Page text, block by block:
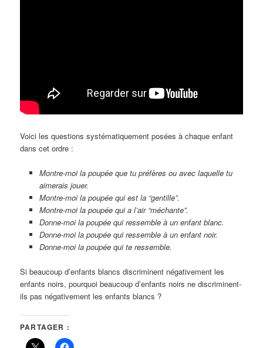
Voici les questions systématiquement posées à chaque enfant
dans cet ordre :
Montre-moi la poupée que tu préfères ou avec laquelle tu
aimerais jouer.
Montre-moi la poupée qui est la “gentille”.
Montre-moi la poupée qui a l’air “méchante”.
Donne-moi la poupée qui ressemble à un enfant blanc.
Donne-moi la poupée qui ressemble à un enfant noir.
Donne-moi la poupée qui te ressemble.
Si beaucoup d’enfants blancs discriminent négativement les
enfants noirs, pourquoi beaucoup d’enfants noirs ne discriminent-
ils pas négativement les enfants blancs ?
PARTAGER :